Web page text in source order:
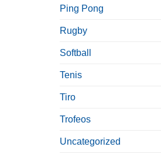
Ping Pong
Rugby
Softball
Tenis
Tiro
Trofeos
Uncategorized